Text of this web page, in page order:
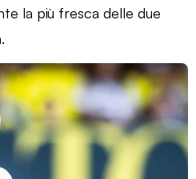
la più fresca delle due